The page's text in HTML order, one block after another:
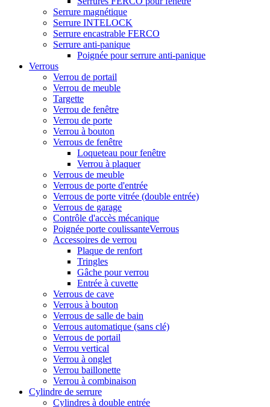
Serrure magnétique
Serrure INTELOCK
Serrure encastrable FERCO
Serrure anti-panique
Poignée pour serrure anti-panique
Verrous
Verrou de portail
Verrou de meuble
Targette
Verrou de fenêtre
Verrou de porte
Verrou à bouton
Verrous de fenêtre
Loqueteau pour fenêtre
Verrou à plaquer
Verrous de meuble
Verrous de porte d'entrée
Verrous de porte vitrée (double entrée)
Verrous de garage
Contrôle d'accès mécanique
Poignée porte coulissanteVerrous
Accessoires de verrou
Plaque de renfort
Tringles
Gâche pour verrou
Entrée à cuvette
Verrous de cave
Verrous à bouton
Verrous de salle de bain
Verrous automatique (sans clé)
Verrous de portail
Verrou vertical
Verrou à onglet
Verrou baillonette
Verrou à combinaison
Cylindre de serrure
Cylindres à double entrée